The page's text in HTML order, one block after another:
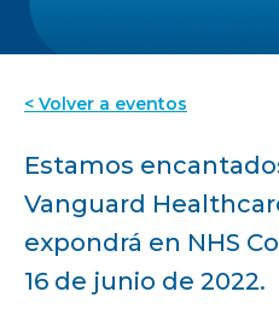
< Volver a eventos
Estamos
Vanguard
expondrá en NHS
16 de junio de 2022.